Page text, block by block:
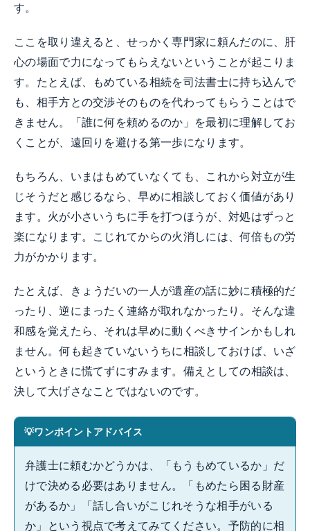
す。
ここを取り違えると、せっかく専門家に頼んだのに、肝
心の場面で力になってもらえないということが起こりま
す。たとえば、もめている相続を司法書士に持ち込んで
も、相手方との交渉そのものを代わってもらうことはで
きません。「誰に何を頼めるのか」を最初に理解してお
くことが、遠回りを避ける第一歩になります。
もちろん、いまはもめていなくても、これから対立が生
じそうだと感じるなら、早めに相談しておく価値があり
ます。火が小さいうちに手を打つほうが、対処はずっと
楽になります。こじれてからの火消しには、何倍もの労
力がかかります。
たとえば、きょうだいの一人が遺産の話に妙に積極的だ
ったり、逆にまったく連絡が取れなかったり。そんな違
和感を覚えたら、それは早めに動くべきサインかもしれ
ません。何も起きていないうちに相談しておけば、いざ
というときに慌てずにすみます。備えとしての相談は、
決して大げさなことではないのです。
ワンポイントアドバイス
弁護士に頼むかどうかは、「もうもめているか」だ
けで決める必要はありません。「もめたら困る財産
があるか」「話し合いがこじれそうな相手がいる
か」という視点で考えてみてください。予防的に相